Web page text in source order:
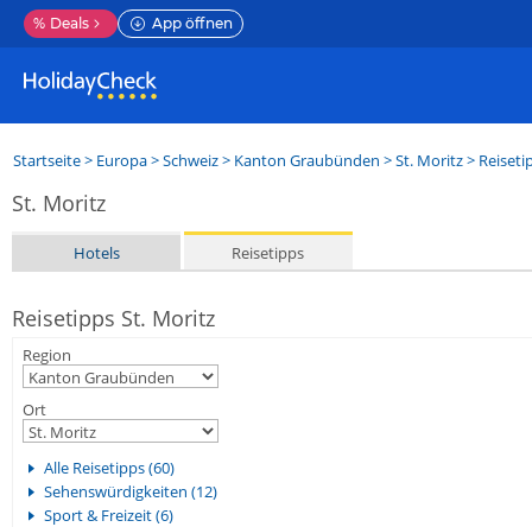
% Deals App öffnen
Startseite> Europa>Schweiz> Kanton Graubünden >St. Moritz>
St. Moritz
Hotels Reisetipps
Reisetipps St. Moritz
Region
Ort
Alle Reisetipps (60)
Sehenswürdigkeiten (12)
Sport & Freizeit (6)